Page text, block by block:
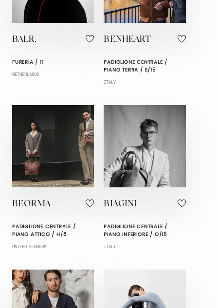
BALR.
FURERIA / 11
NETHERLANDS
BENHEART
PADIGLIONE CENTRALE /
PIANO TERRA / E/15
ITALY
BEORMA
PADIGLIONE CENTRALE /
PIANO ATTICO / H/8
UNITED KINGDOM
BIAGINI
PADIGLIONE CENTRALE /
PIANO INFERIORE / O/15
ITALY